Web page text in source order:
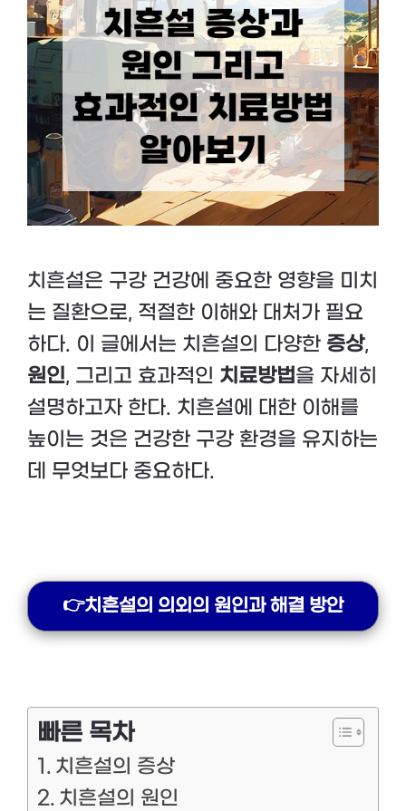
치흔설은 구강 건강에 중요한 영향을 미치
는 질환으로, 적절한 이해와 대처가 필요
하다. 이 글에서는 치흔설의 다양한 증상,
원인, 그리고 효과적인 치료방법을 자세히
설명하고자 한다. 치흔설에 대한 이해를
높이는 것은 건강한 구강 환경을 유지하는
데 무엇보다 중요하다.
👉치흔설의 의외의 원인과 해결 방안
빠른 목차
치흔설의 증상
치흔설의 원인